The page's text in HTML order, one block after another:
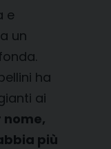
e
un
ha
ai
più